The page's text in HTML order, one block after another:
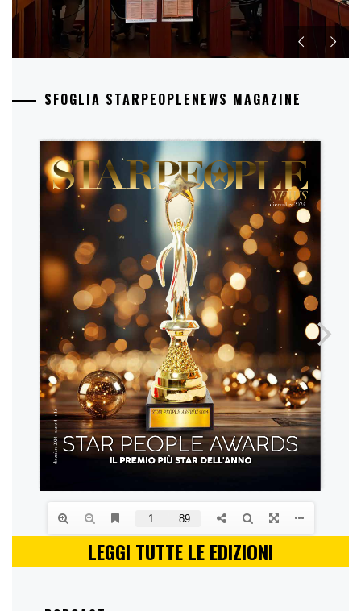
SFOGLIA STARPEOPLENEWS MAGAZINE
LEGGI TUTTE LE EDIZIONI